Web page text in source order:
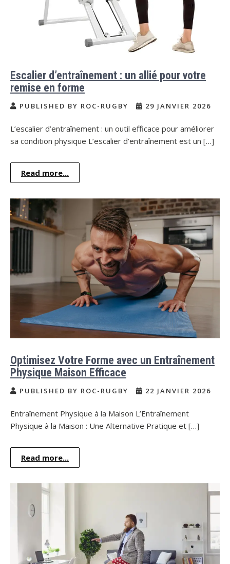
Escalier d’entraînement : un allié pour votre
remise en forme
PUBLISHED BY ROC-RUGBY 29 JANVIER 2026
L’escalier d’entraînement : un outil efficace pour améliorer
sa condition physique L’escalier d’entraînement est un […]
Read more...
Optimisez Votre Forme avec un Entraînement
Physique Maison Efficace
PUBLISHED BY ROC-RUGBY 22 JANVIER 2026
Entraînement Physique à la Maison L’Entraînement
Physique à la Maison : Une Alternative Pratique et […]
Read more...